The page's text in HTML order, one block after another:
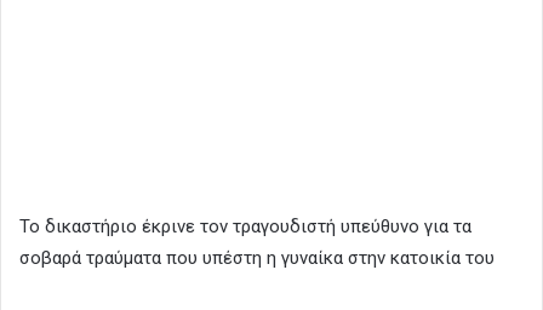
Το δικαστήριο έκρινε τον τραγουδιστή υπεύθυνο για τα
σοβαρά τραύματα που υπέστη η γυναίκα στην κατοικία του